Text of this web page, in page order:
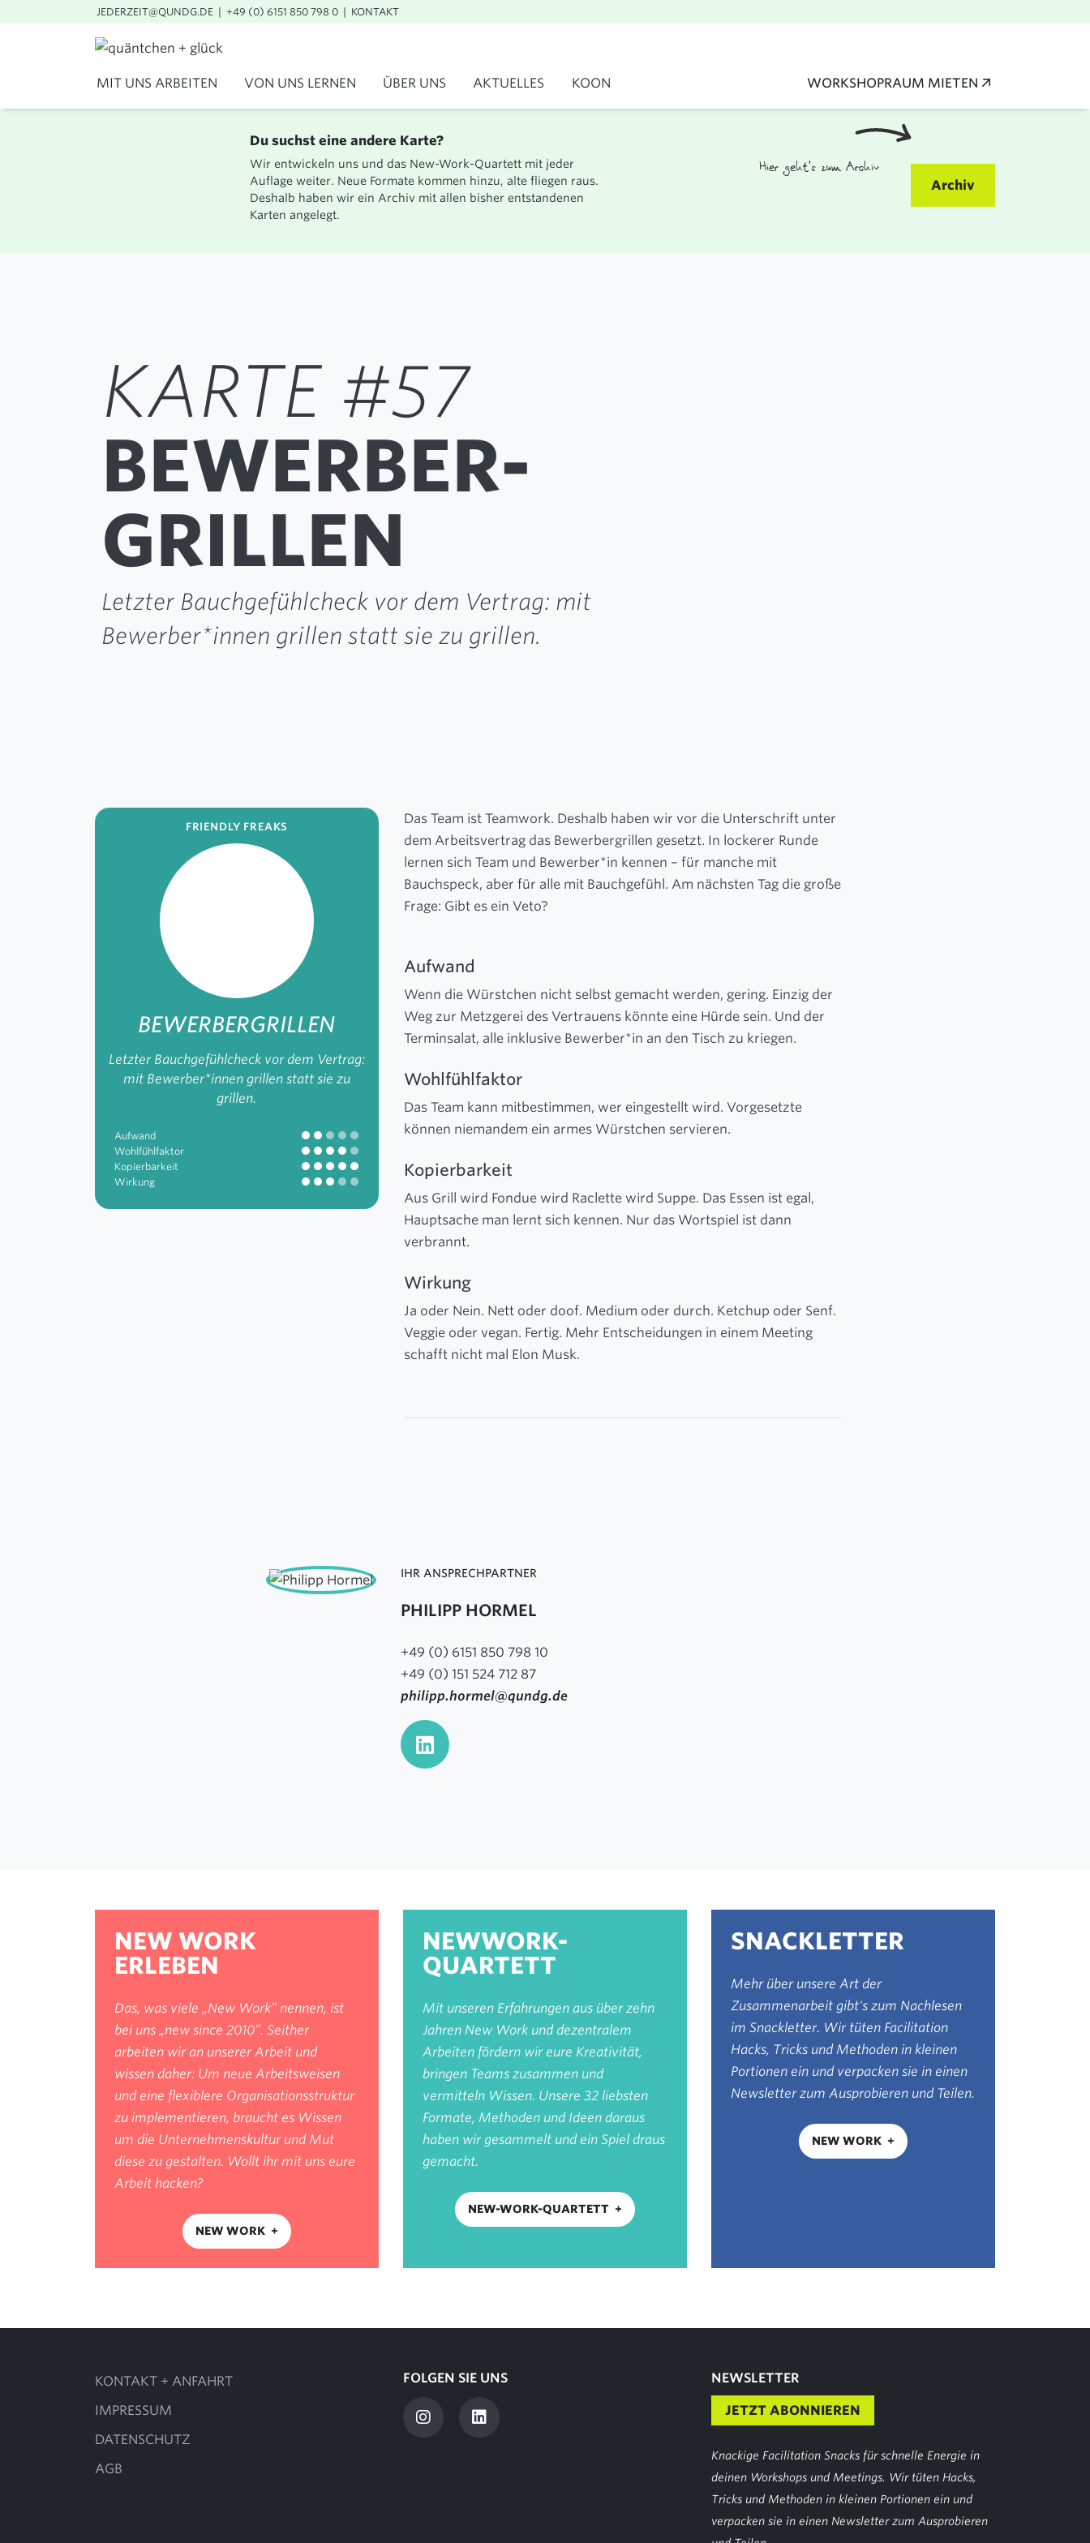
MIT UNS ARBEITEN
PROZESSE
VON UNS LERNEN
TRAININGS
VORTRÄGE
ÜBER UNS
MANIFEST
TEAM
JOBS
NEW WORK
AKTUELLES
BLOG
LINKEDIN
KOON WORKSHOPRAUM MIETEN
JEDERZEIT@QUNDG.DE +49 (0) 6151 850 798 0 KONTAKT
Du suchst eine andere Karte?
Wir entwickeln uns und das New-Work-Quartett mit jeder
Auflage weiter. Neue Formate kommen hinzu, alte fliegen raus.
Deshalb haben wir ein Archiv mit allen bisher entstandenen
Karten angelegt.
Hier geht's zum Archiv
Archiv
KARTE #57
BEWERBER­
GRILLEN
Letzter Bauchgefühlcheck vor dem Vertrag: mit
Bewerber*innen grillen statt sie zu grillen.
FRIENDLY FREAKS
BEWERBER­GRILLEN
Letzter Bauchgefühlcheck vor dem Vertrag:
mit Bewerber*innen grillen statt sie zu
grillen.
Aufwand
Wohlfühlfaktor
Kopierbarkeit
Wirkung
Das Team ist Teamwork. Deshalb haben wir vor die Unterschrift unter
dem Arbeitsvertrag das Bewerbergrillen gesetzt. In lockerer Runde
lernen sich Team und Bewerber*in kennen – für manche mit
Bauchspeck, aber für alle mit Bauchgefühl. Am nächsten Tag die große
Frage: Gibt es ein Veto?
Aufwand
Wenn die Würstchen nicht selbst gemacht werden, gering. Einzig der
Weg zur Metzgerei des Vertrauens könnte eine Hürde sein. Und der
Terminsalat, alle inklusive Bewerber*in an den Tisch zu kriegen.
Wohlfühlfaktor
Das Team kann mitbestimmen, wer eingestellt wird. Vorgesetzte
können niemandem ein armes Würstchen servieren.
Kopierbarkeit
Aus Grill wird Fondue wird Raclette wird Suppe. Das Essen ist egal,
Hauptsache man lernt sich kennen. Nur das Wortspiel ist dann
verbrannt.
Wirkung
Ja oder Nein. Nett oder doof. Medium oder durch. Ketchup oder Senf.
Veggie oder vegan. Fertig. Mehr Entscheidungen in einem Meeting
schafft nicht mal Elon Musk.
IHR ANSPRECHPARTNER
PHILIPP HORMEL
+49 (0) 6151 850 798 10
+49 (0) 151 524 712 87
philipp.hormel@qundg.de
NEW WORK
ERLEBEN
Das, was viele „New Work” nennen, ist
bei uns „new since 2010”. Seither
arbeiten wir an unserer Arbeit und
wissen daher: Um neue Arbeitsweisen
und eine flexiblere Organisationsstruktur
zu implementieren, braucht es Wissen
um die Unternehmenskultur und Mut
diese zu gestalten. Wollt ihr mit uns eure
Arbeit hacken?
NEW WORK
NEWWORK-
QUARTETT
Mit unseren Erfahrungen aus über zehn
Jahren New Work und dezentralem
Arbeiten fördern wir eure Kreativität,
bringen Teams zusammen und
vermitteln Wissen. Unsere 32 liebsten
Formate, Methoden und Ideen daraus
haben wir gesammelt und ein Spiel draus
gemacht.
NEW-WORK-QUARTETT
SNACKLETTER
Mehr über unsere Art der
Zusammenarbeit gibt's zum Nachlesen
im Snackletter. Wir tüten Facilitation
Hacks, Tricks und Methoden in kleinen
Portionen ein und verpacken sie in einen
Newsletter zum Ausprobieren und Teilen.
NEW WORK
KONTAKT + ANFAHRT
IMPRESSUM
DATENSCHUTZ
AGB
FOLGEN SIE UNS NEWSLETTER
JETZT ABONNIEREN
Knackige Facilitation Snacks für schnelle Energie in
deinen Workshops und Meetings. Wir tüten Hacks,
Tricks und Methoden in kleinen Portionen ein und
verpacken sie in einen Newsletter zum Ausprobieren